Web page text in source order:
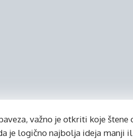
važno je otkriti koje štene
je logično najbolja ideja manji